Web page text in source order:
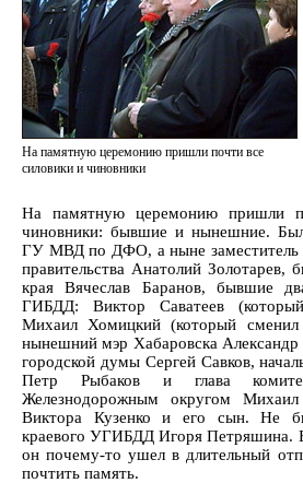
На памятную церемонию пришли почти все
силовики и чиновники
На памятную церемонию пришли
чиновники: бывшие и нынешние.
ГУ МВД по ДФО, а ныне заместитель
правительства Анатолий
края Вячеслав Баранов, бывшие
ГИБДД: Виктор Саватеев
Михаил Хомицкий (который
нынешний мэр Хабаровска Александр
городской думы Сергей Савков,
Петр Рыбаков и глава
Железнодорожным округом
Виктора Кузенко и его сын. Не
краевого УГИБДД Игоря Петряшина.
он почему-то ушел в длительный
почтить память.